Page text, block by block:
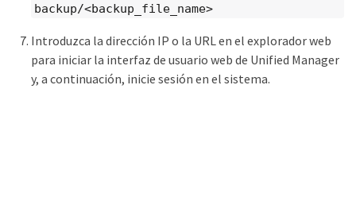
backup/<backup_file_name>
Introduzca la dirección IP o la URL en el explorador web
para iniciar la interfaz de usuario web de Unified Manager
y, a continuación, inicie sesión en el sistema.